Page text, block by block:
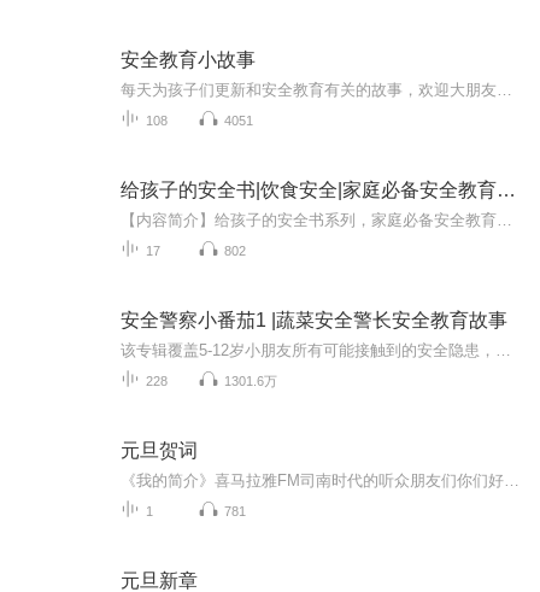
安全教育小故事
108 4051
给孩子的安全书|饮食安全|家庭必备安全教育丛书
17 802
安全警察小番茄1 |蔬菜安全警长安全教育故事
228 1301.6万
元旦贺词
1 781
元旦新章